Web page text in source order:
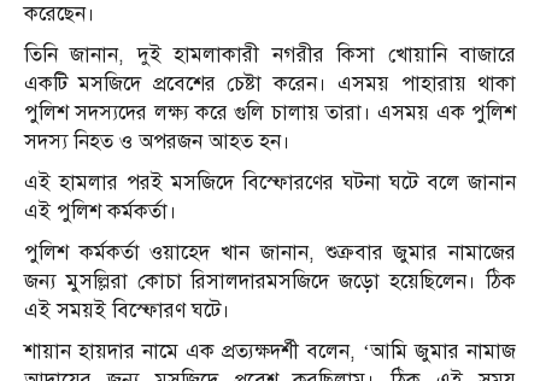
করেছেন।
তিনি জানান, দুই হামলাকারী নগরীর কিসা খোয়ানি বাজারে
একটি মসজিদে প্রবেশের চেষ্টা করেন। এসময় পাহারায় থাকা
পুলিশ সদস্যদের লক্ষ্য করে গুলি চালায় তারা। এসময় এক পুলিশ
সদস্য নিহত ও অপরজন আহত হন।
এই হামলার পরই মসজিদে বিস্ফোরণের ঘটনা ঘটে বলে জানান
এই পুলিশ কর্মকর্তা।
পুলিশ কর্মকর্তা ওয়াহেদ খান জানান, শুক্রবার জুমার নামাজের
জন্য মুসল্লিরা কোচা রিসালদারমসজিদে জড়ো হয়েছিলেন। ঠিক
এই সময়ই বিস্ফোরণ ঘটে।
শায়ান হায়দার নামে এক প্রত্যক্ষদর্শী বলেন, ‘আমি জুমার নামাজ